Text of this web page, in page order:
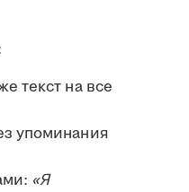
текст на все
упоминания
«Я